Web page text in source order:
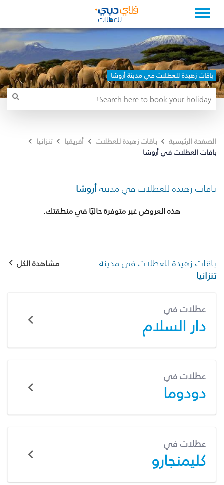
باقات زهيدة للعطلات في مدينة أروشا
الصفحة الرئيسية باقات زهيدة للعطلات أفريقيا
تنزانيا
باقات العطلات في أروشا
باقات زهيدة للعطلات في مدينةأروشا
هذه العروض غير متوفرة حاليًا في منطقتك.
باقات زهيدة للعطلات في مدينة
تنزانيا
مشاهدة الكل
عطلات في
دار السلام
عطلات في
دودوما
عطلات في
كليمنجارو